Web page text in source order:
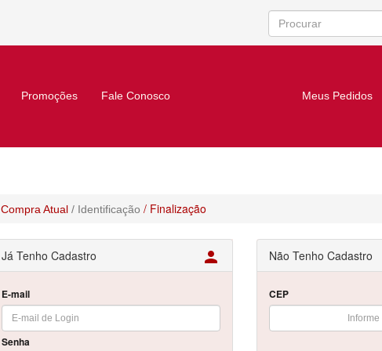
Promoções Fale Conosco Meus Pedidos
Compra Atual / Identificação / Finalização
Já Tenho Cadastro 
E-mail
Senha
Não Tenho Cadastro
CEP